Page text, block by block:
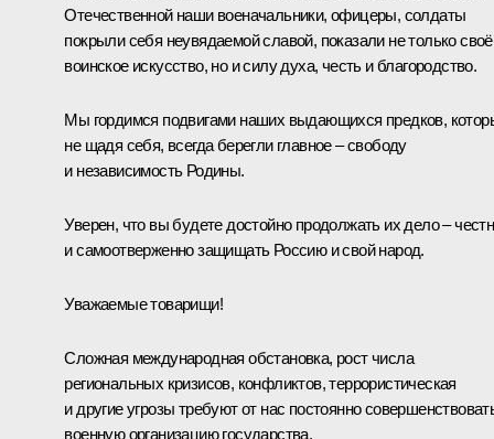
Отечественной наши военачальники, офицеры, солдаты
покрыли себя неувядаемой славой, показали не только своё
воинское искусство, но и силу духа, честь и благородство.
Мы гордимся подвигами наших выдающихся предков,
не щадя себя, всегда берегли главное – свободу
и независимость Родины.
Уверен, что вы будете достойно продолжать их дело –
и самоотверженно защищать Россию и свой народ.
Уважаемые товарищи!
Сложная международная обстановка, рост числа
региональных кризисов, конфликтов, террористическая
и другие угрозы требуют от нас постоянно
военную организацию государства.